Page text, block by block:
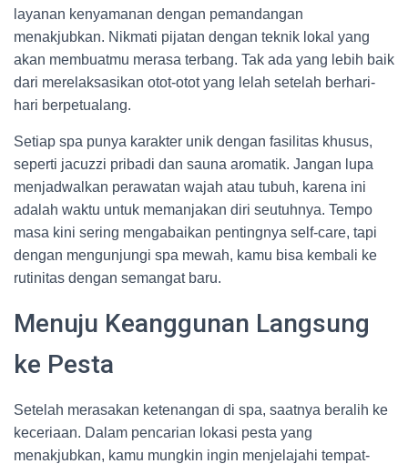
layanan kenyamanan dengan pemandangan
menakjubkan. Nikmati pijatan dengan teknik lokal yang
akan membuatmu merasa terbang. Tak ada yang lebih baik
dari merelaksasikan otot-otot yang lelah setelah berhari-
hari berpetualang.
Setiap spa punya karakter unik dengan fasilitas khusus,
seperti jacuzzi pribadi dan sauna aromatik. Jangan lupa
menjadwalkan perawatan wajah atau tubuh, karena ini
adalah waktu untuk memanjakan diri seutuhnya. Tempo
masa kini sering mengabaikan pentingnya self-care, tapi
dengan mengunjungi spa mewah, kamu bisa kembali ke
rutinitas dengan semangat baru.
Menuju Keanggunan Langsung
ke Pesta
Setelah merasakan ketenangan di spa, saatnya beralih ke
keceriaan. Dalam pencarian lokasi pesta yang
menakjubkan, kamu mungkin ingin menjelajahi tempat-